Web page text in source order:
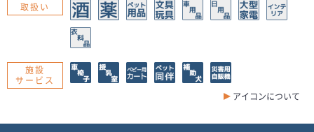
取扱い
施設
サービス
アイコンについて